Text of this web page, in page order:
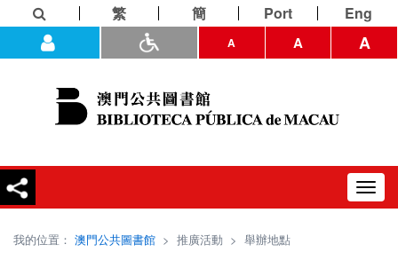
繁 簡 Port Eng
A A A
我的位置： 澳門公共圖書館 > 推廣活動 > 舉辦地點